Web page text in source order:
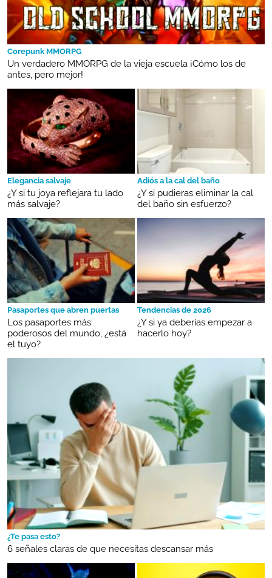
Corepunk MMORPG
Un verdadero MMORPG de la vieja escuela ¡Cómo los de
antes, pero mejor!
Elegancia salvaje
¿Y si tu joya reflejara tu lado
más salvaje?
Adiós a la cal del baño
¿Y si pudieras eliminar la cal
del baño sin esfuerzo?
Pasaportes que abren puertas
Los pasaportes más
poderosos del mundo, ¿está
el tuyo?
Tendencias de 2026
¿Y si ya deberías empezar a
hacerlo hoy?
¿Te pasa esto?
6 señales claras de que necesitas descansar más